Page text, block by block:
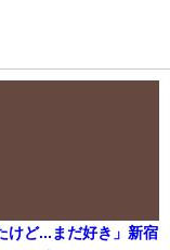
けど...まだ好き」新宿